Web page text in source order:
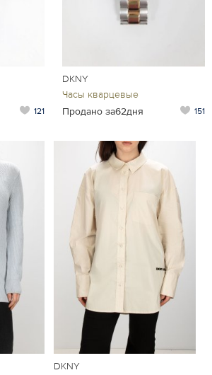
121
DKNY
Часы кварцевые
Продано за62дня
151
DKNY